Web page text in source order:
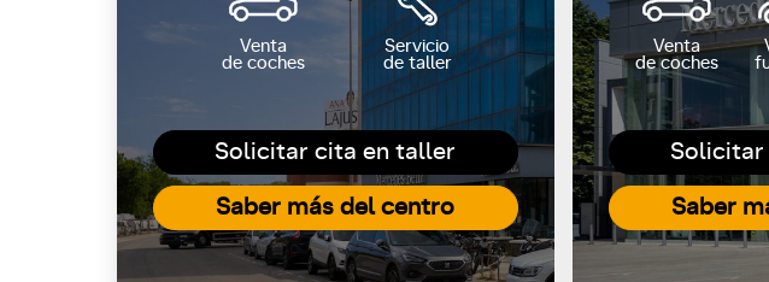
Solicitar cita en taller
Saber más del centro
Venta
de coches
Servicio
de taller
Saber
Venta
de coches